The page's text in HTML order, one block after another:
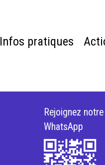
Infos pratiques
Rejoignez
WhatsApp